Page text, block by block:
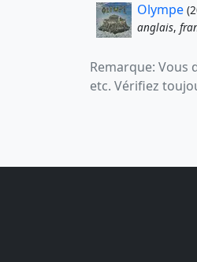
Olympe
anglais,
Remarque: Vous
etc. Vérifiez